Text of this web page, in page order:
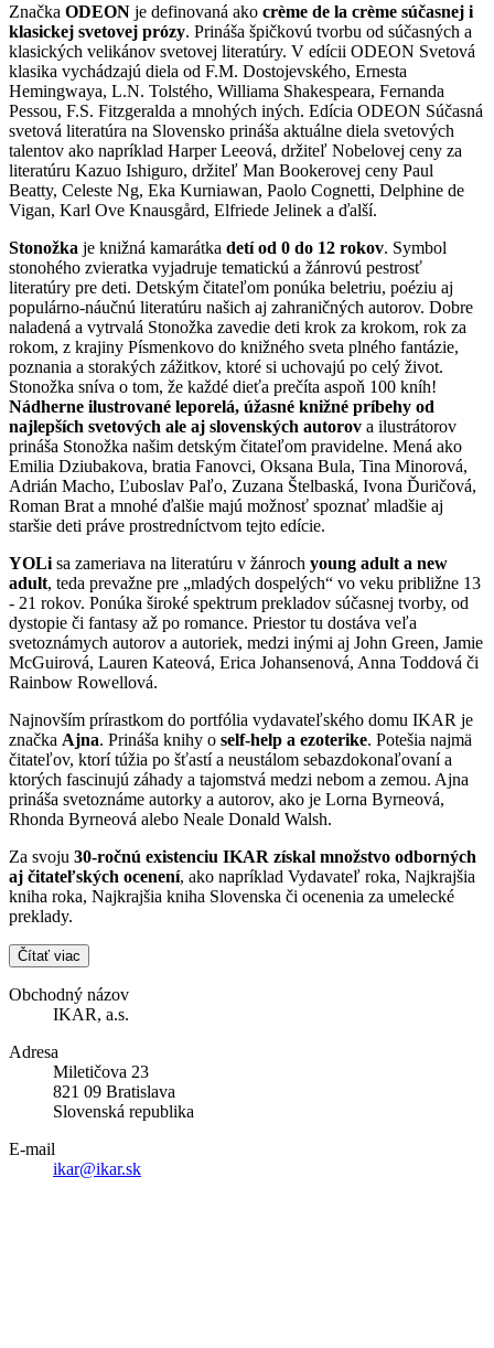
Značka ODEON je definovaná ako crème de la crème súčasnej i
klasickej svetovej prózy. Prináša špičkovú tvorbu od súčasných a
klasických velikánov svetovej literatúry. V edícii ODEON Svetová
klasika vychádzajú diela od F.M. Dostojevského, Ernesta
Hemingwaya, L.N. Tolstého, Williama Shakespeara, Fernanda
Pessou, F.S. Fitzgeralda a mnohých iných. Edícia ODEON Súčasná
svetová literatúra na Slovensko prináša aktuálne diela svetových
talentov ako napríklad Harper Leeová, držiteľ Nobelovej ceny za
literatúru Kazuo Ishiguro, držiteľ Man Bookerovej ceny Paul
Beatty, Celeste Ng, Eka Kurniawan, Paolo Cognetti, Delphine de
Vigan, Karl Ove Knausgård, Elfriede Jelinek a ďalší.
Stonožka je knižná kamarátka detí od 0 do 12 rokov. Symbol
stonohého zvieratka vyjadruje tematickú a žánrovú pestrosť
literatúry pre deti. Detským čitateľom ponúka beletriu, poéziu aj
populárno-náučnú literatúru našich aj zahraničných autorov. Dobre
naladená a vytrvalá Stonožka zavedie deti krok za krokom, rok za
rokom, z krajiny Písmenkovo do knižného sveta plného fantázie,
poznania a storakých zážitkov, ktoré si uchovajú po celý život.
Stonožka sníva o tom, že každé dieťa prečíta aspoň 100 kníh!
Nádherne ilustrované leporelá, úžasné knižné príbehy od
najlepších svetových ale aj slovenských autorov a ilustrátorov
prináša Stonožka našim detským čitateľom pravidelne. Mená ako
Emilia Dziubakova, bratia Fanovci, Oksana Bula, Tina Minorová,
Adrián Macho, Ľuboslav Paľo, Zuzana Štelbaská, Ivona Ďuričová,
Roman Brat a mnohé ďalšie majú možnosť spoznať mladšie aj
staršie deti práve prostredníctvom tejto edície.
YOLi sa zameriava na literatúru v žánroch young adult a new
adult, teda prevažne pre „mladých dospelých“ vo veku približne 13
- 21 rokov. Ponúka široké spektrum prekladov súčasnej tvorby, od
dystopie či fantasy až po romance. Priestor tu dostáva veľa
svetoznámych autorov a autoriek, medzi inými aj John Green, Jamie
McGuirová, Lauren Kateová, Erica Johansenová, Anna Toddová či
Rainbow Rowellová.
Najnovším prírastkom do portfólia vydavateľského domu IKAR je
značka Ajna. Prináša knihy o self-help a ezoterike. Potešia najmä
čitateľov, ktorí túžia po šťastí a neustálom sebazdokonaľovaní a
ktorých fascinujú záhady a tajomstvá medzi nebom a zemou. Ajna
prináša svetoznáme autorky a autorov, ako je Lorna Byrneová,
Rhonda Byrneová alebo Neale Donald Walsh.
Za svoju 30-ročnú existenciu IKAR získal množstvo odborných
aj čitateľských ocenení, ako napríklad Vydavateľ roka, Najkrajšia
kniha roka, Najkrajšia kniha Slovenska či ocenenia za umelecké
preklady.
Čítať viac
Obchodný názov
IKAR, a.s.
Adresa
Miletičova 23
821 09 Bratislava
Slovenská republika
E-mail
ikar@ikar.sk